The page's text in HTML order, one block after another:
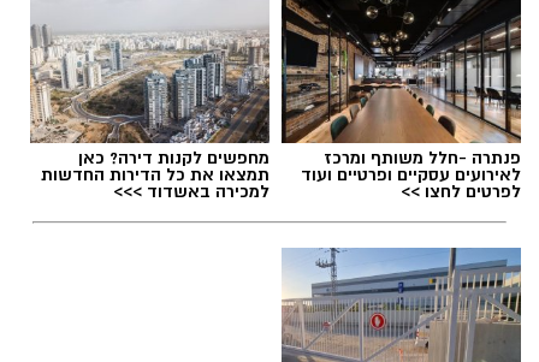
פנתרה -חלל משותף ומרכז
לאירועים עסקיים ופרטיים ועוד
לפרטים לחצו >>
מחפשים לקנות דירה? כאן
תמצאו את כל הדירות החדשות
למכירה באשדוד >>>